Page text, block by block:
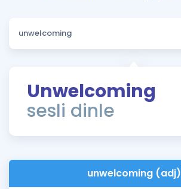
Puan Hesaplama
ÖSYM Sınav Takvimi
Kampanyalar
İngilizce Gramer
Unwelcoming
sesli dinle
unwelcoming (adj)